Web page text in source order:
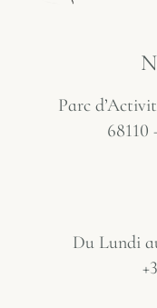
Parc
Du Lundi